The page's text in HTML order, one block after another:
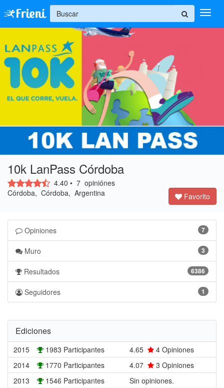
Ingresar
Inicio
Ayuda
+
10k LanPass Córdoba
4.40 • 7 opiniónes
Córdoba, Córdoba, Argentina
Favorito
7
Opiniones
3
Muro
6386
Resultados
1
Seguidores
Ediciones
2015 1983 Participantes 4.65 4 Opiniones
2014
1770 Participantes 4.07 3 Opiniones
2013
1546 Participantes
Sin opiniones.